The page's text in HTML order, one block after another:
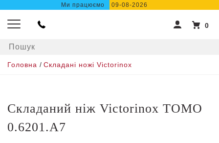
Ми працюємо 09-08-2026
0
Головна / Складані ножі Victorinox
Складаний ніж Victorinox TOMO
0.6201.A7